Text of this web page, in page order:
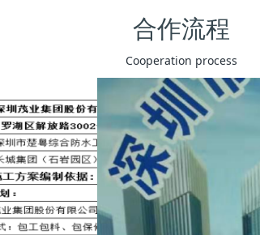
合作流程
Cooperation process